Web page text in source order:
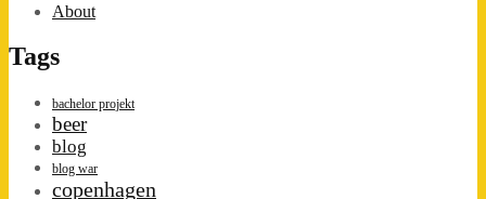
About
Tags
bachelor projekt
beer
blog
blog war
copenhagen